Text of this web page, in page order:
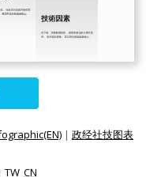
| 政经社技图表
TW CN